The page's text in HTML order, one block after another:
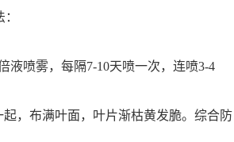
：
液喷雾，每隔7-10天喷一次，连喷3-4
，布满叶面，叶片渐枯黄发脆。综合防